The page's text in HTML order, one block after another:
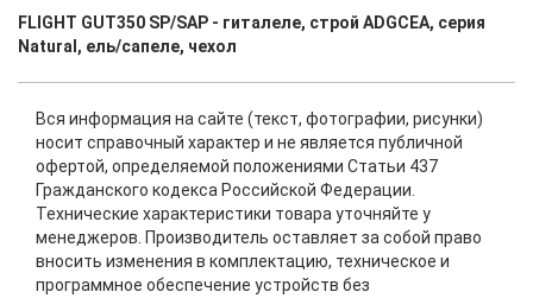
FLIGHT GUT350 SP/SAP - гиталеле, строй ADGCEA, серия
Natural, ель/сапеле, чехол
Вся информация на сайте (текст, фотографии, рисунки)
носит справочный характер и не является публичной
офертой, определяемой положениями Статьи 437
Гражданского кодекса Российской Федерации.
Технические характеристики товара уточняйте у
менеджеров. Производитель оставляет за собой право
вносить изменения в комплектацию, техническое и
программное обеспечение устройств без